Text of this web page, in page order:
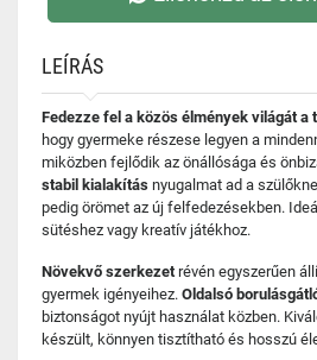
LEÍRÁS
Fedezze fel a közös élmények világát a
hogy gyermeke részese legyen a
miközben fejlődik az önállósága és
stabil kialakítás nyugalmat ad a
pedig örömet az új felfedezésekben.
sütéshez vagy kreatív játékhoz.
Növekvő szerkezetrévén egyszerűen
gyermek igényeihez. Oldalsó
biztonságot nyújt használat közben.
készült, könnyen tisztítható és hosszú